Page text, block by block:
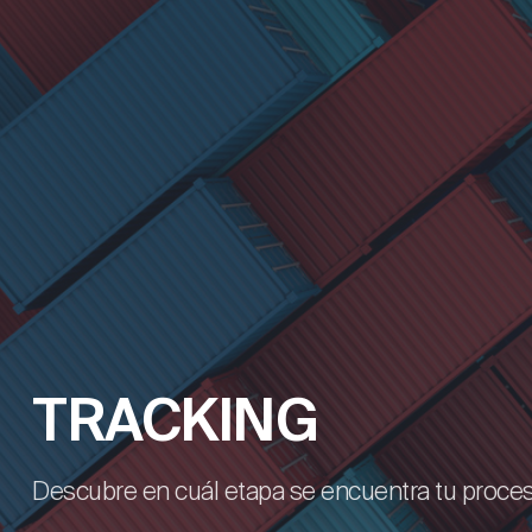
TRACKING
Descubre en cuál etapa se encuentra tu